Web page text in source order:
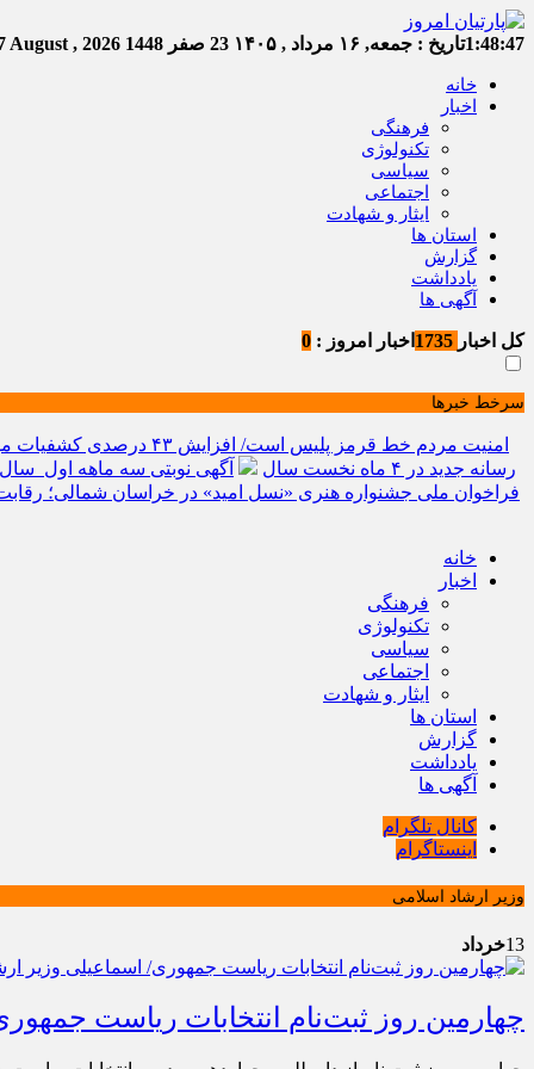
1:48:47تاریخ : جمعه, ۱۶ مرداد , ۱۴۰۵ 23 صفر 1448
خانه
اخبار
فرهنگی
تکنولوژی
سیاسی
اجتماعی
ایثار و شهادت
استان ها
گزارش
یادداشت
آگهی ها
کل اخبار اخبار امروز : 0
سرخط خبرها
امنیت مردم خط قرمز پلیس است/ افزایش ۴۳ درصدی کشفیات مواد مخدر و رشد ۶۸ درصدی کشف سرقت در خراسان شمالی
رسانه جدید در ۴ ماه نخست سال
آگهی نوبتی سه ماهه اول سال ۱۴۰۵ حوزه ثبتی
فراخوان ملی جشنواره هنری «نسل امید» در خراسان شمالی؛
خانه
اخبار
فرهنگی
تکنولوژی
سیاسی
اجتماعی
ایثار و شهادت
استان ها
گزارش
یادداشت
آگهی ها
کانال تلگرام
اینستاگرام
وزیر ارشاد اسلامی
13خرداد
چهارمین روز ثبت‌نام انتخابات ریاست